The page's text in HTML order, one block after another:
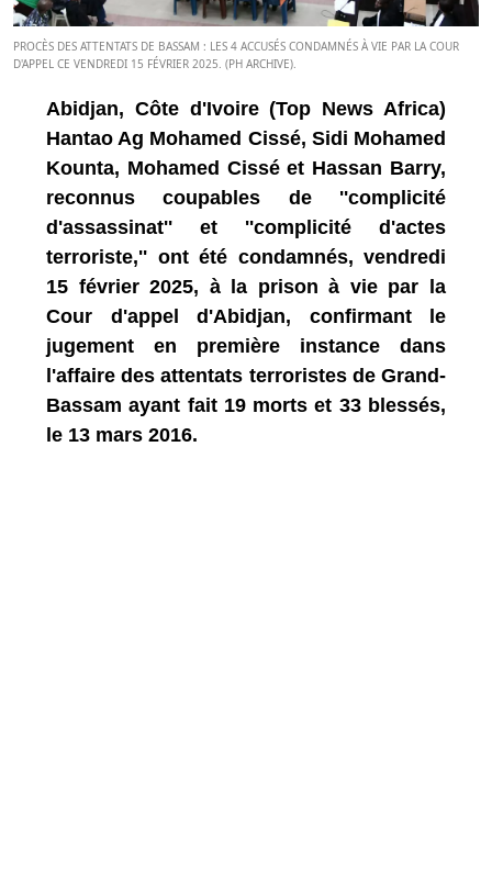
PROCÈS DES ATTENTATS DE BASSAM : LES 4 ACCUSÉS CONDAMNÉS À VIE PAR LA COUR
D'APPEL CE VENDREDI 15 FÉVRIER 2025. (PH ARCHIVE).
Abidjan, Côte d'Ivoire (Top News Africa)
Hantao Ag Mohamed Cissé, Sidi Mohamed
Kounta, Mohamed Cissé et Hassan Barry,
reconnus coupables de ''complicité
d'assassinat'' et ''complicité d'actes
terroriste,'' ont été condamnés, vendredi
15 février 2025, à la prison à vie par la
Cour d'appel d'Abidjan, confirmant le
jugement en première instance dans
l'affaire des attentats terroristes de Grand-
Bassam ayant fait 19 morts et 33 blessés,
le 13 mars 2016.